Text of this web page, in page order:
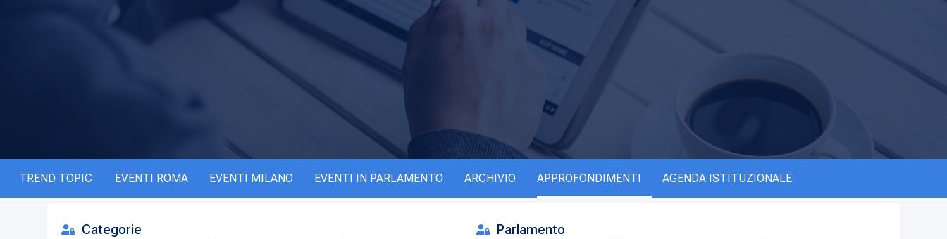
TREND TOPIC: EVENTI ROMA EVENTI MILANO EVENTI IN PARLAMENTO ARCHIVIO APPROFONDIMENTI AGENDA ISTITUZIONALE
Categorie Parlamento